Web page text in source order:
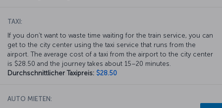
TAXI:
If you don’t want to waste time waiting for the train service, you can
get to the city center using the taxi service that runs from the
airport. The average cost of a taxi from the airport to the city center
is $28.50 and the journey takes about 15–20 minutes.
Durchschnittlicher Taxipreis: $28.50
AUTO MIETEN: